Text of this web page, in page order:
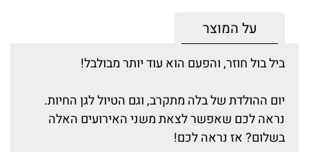
על המוצר
ביל בול חוזר, והפעם הוא עוד יותר מבולבל!
יום ההולדת של בלה מתקרב, וגם הטיול לגן החיות.
נראה לכם שאפשר לצאת משני האירועים האלה
בשלום? אז נראה לכם!